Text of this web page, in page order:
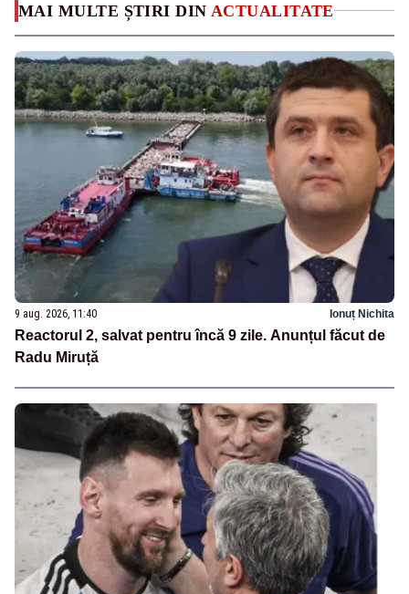
MAI MULTE ȘTIRI DIN ACTUALITATE
9 aug. 2026, 11:40 Ionuț Nichita
Reactorul 2, salvat pentru încă 9 zile. Anunțul făcut de
Radu Miruță